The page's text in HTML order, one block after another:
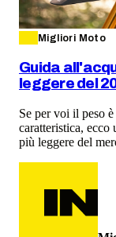
Migliori Moto
Guida
leggere del
Se per voi il peso
caratteristica, ecco
più leggere del